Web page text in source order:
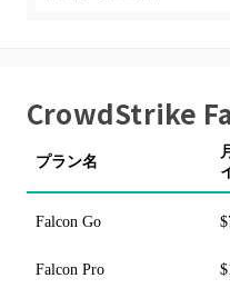
CrowdStrike
プラン名
Falcon Go
Falcon Pro